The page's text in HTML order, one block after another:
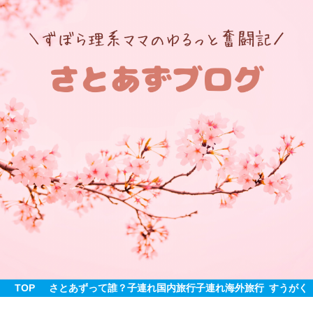
TOP さとあずって誰？子連れ国内旅行子連れ海外旅行 すうがく